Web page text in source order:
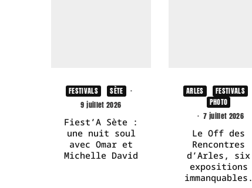
FESTIVALS SÈTE
·
9 juillet 2026
Fiest’A Sète :
une nuit soul
avec Omar et
Michelle David
ARLES
FESTIVALS
PHOTO
· 7 juillet 2026
Le Off des
Rencontres
d’Arles, six
expositions
immanquables.